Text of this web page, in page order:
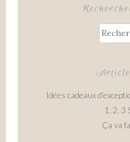
Idées cadeaux
1, 2, 3
Ça va